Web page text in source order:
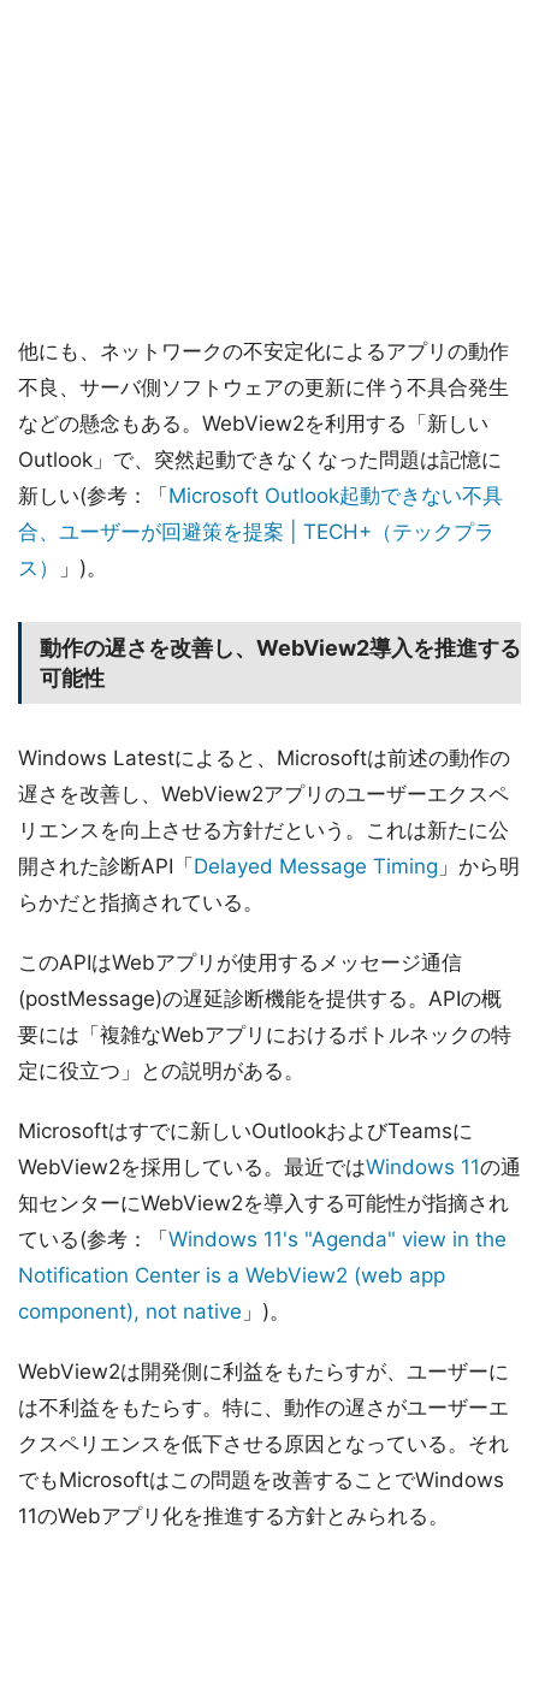
他にも、ネットワークの不安定化によるアプリの動作
不良、サーバ側ソフトウェアの更新に伴う不具合発生
などの懸念もある。WebView2を利用する「新しい
Outlook」で、突然起動できなくなった問題は記憶に
新しい(参考：「 Microsoft Outlook起動できない不具
合、ユーザーが回避策を提案 | TECH+（テックプラ
ス）
」)。
動作の遅さを改善し、WebView2導入を推進する
可能性
Windows Latestによると、Microsoftは前述の動作の
遅さを改善し、WebView2アプリのユーザーエクスペ
リエンスを向上させる方針だという。これは新たに公
開された診断API「 Delayed Message Timing 」から明
らかだと指摘されている。
このAPIはWebアプリが使用するメッセージ通信
(postMessage)の遅延診断機能を提供する。APIの概
要には「複雑なWebアプリにおけるボトルネックの特
定に役立つ」との説明がある。
Microsoftはすでに新しいOutlookおよびTeamsに
WebView2を採用している。最近ではWindows 11の通
知センターにWebView2を導入する可能性が指摘され
ている(参考：「 Windows 11's "Agenda" view in the
Notification Center is a WebView2 (web app
component), not native 」)。
WebView2は開発側に利益をもたらすが、ユーザーに
は不利益をもたらす。特に、動作の遅さがユーザーエ
クスペリエンスを低下させる原因となっている。それ
でもMicrosoftはこの問題を改善することでWindows
11のWebアプリ化を推進する方針とみられる。